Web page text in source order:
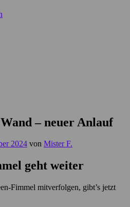
– neuer Anlauf
2024 von Mister F.
geht weiter
Fimmel mitverfolgen, gibt’s jetzt